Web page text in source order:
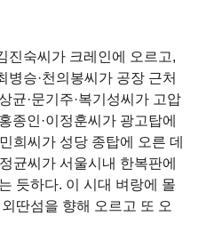
진숙씨가 크레인에 오르고,
승·천의봉씨가 공장 근처
균·문기주·복기성씨가 고압
종인·이정훈씨가 광고탑에
희씨가 성당 종탑에 오른 데
균씨가 서울시내 한복판에
듯하다. 이 시대 벼랑에 몰
딴섬을 향해 오르고 또 오